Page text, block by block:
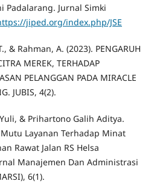
Padalarang. Jurnal Simki
jiped.org/index.php/JSE
& Rahman, A. (2023). PENGARUH
MEREK, TERHADAP
PELANGGAN PADA MIRACLE
JUBIS, 4(2).
& Prihartono Galih Aditya.
Layanan Terhadap Minat
Rawat Jalan RS Helsa
Manajemen Dan Administrasi
6(1).